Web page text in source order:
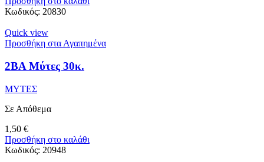
Κωδικός: 20830
Quick view
Προσθήκη στα Αγαπημένα
2BA Μύτες 30κ.
ΜΥΤΕΣ
Σε Απόθεμα
1,50 €
Προσθήκη στο καλάθι
Κωδικός: 20948